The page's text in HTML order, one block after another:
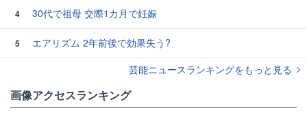
4 30代で祖母 交際1カ月で妊娠
5
エアリズム 2年前後で効果失う?
芸能ニュースランキングをもっと見る
画像アクセスランキング